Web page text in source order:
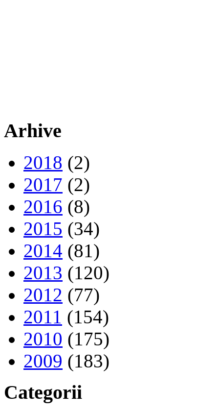
Arhive
2018 (2)
2017 (2)
2016 (8)
2015 (34)
2014 (81)
2013 (120)
2012 (77)
2011 (154)
2010 (175)
2009 (183)
Categorii